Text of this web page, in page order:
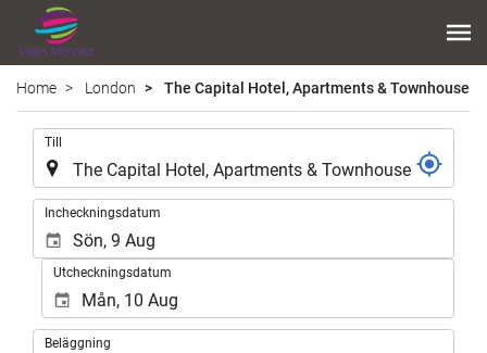
Home London The Capital Hotel, Apartments & Townhouse
Till
Incheckningsdatum
Utcheckningsdatum
Beläggning
Beläggning